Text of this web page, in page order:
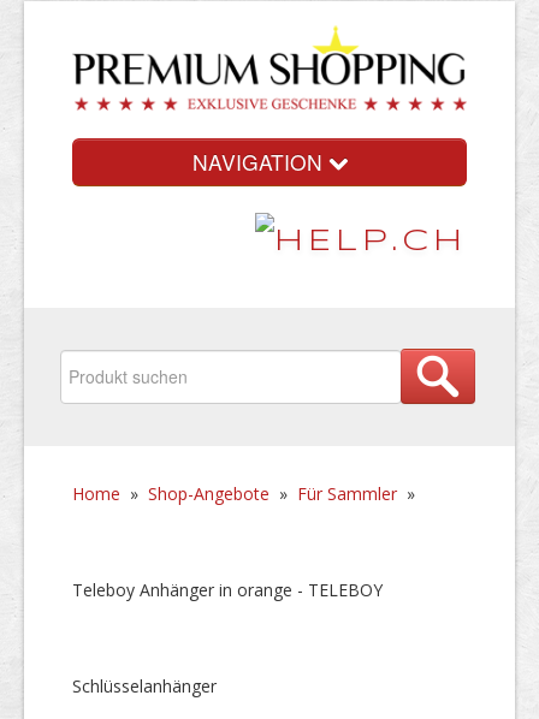
NAVIGATION
Home » Shop-Angebote » Für Sammler »
Teleboy Anhänger in orange - TELEBOY
Schlüsselanhänger